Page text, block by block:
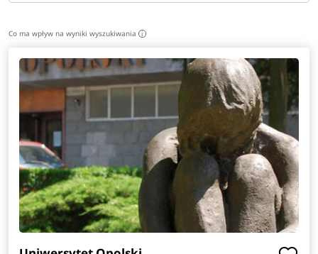
Co ma wpływ na wyniki wyszukiwania i